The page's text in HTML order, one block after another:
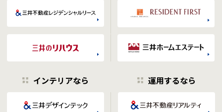
インテリアなら 運用するなら